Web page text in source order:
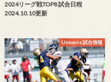
2024リーグ戦TOP8 試合日程
2024.10.10更新
Unicorns 試合情報